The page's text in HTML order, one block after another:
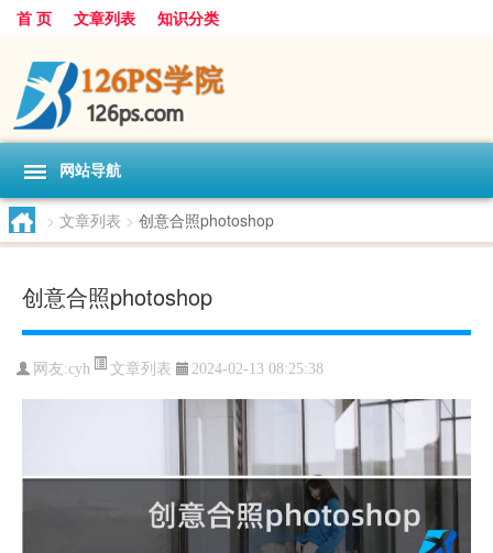
首 页 文章列表 知识分类
网站导航
> 文章列表 > 创意合照photoshop
创意合照photoshop
网友:cyh 文章列表 2024-02-13 08:25:38